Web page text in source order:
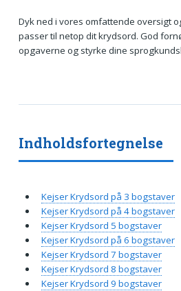
Dyk ned i vores omfattende oversigt
passer til netop dit krydsord. God
opgaverne og styrke dine
Indholdsfortegnelse
Kejser Krydsord på 3 bogstaver
Kejser Krydsord på 4 bogstaver
Kejser Krydsord 5 bogstaver
Kejser Krydsord på 6 bogstaver
Kejser Krydsord 7 bogstaver
Kejser Krydsord 8 bogstaver
Kejser Krydsord 9 bogstaver